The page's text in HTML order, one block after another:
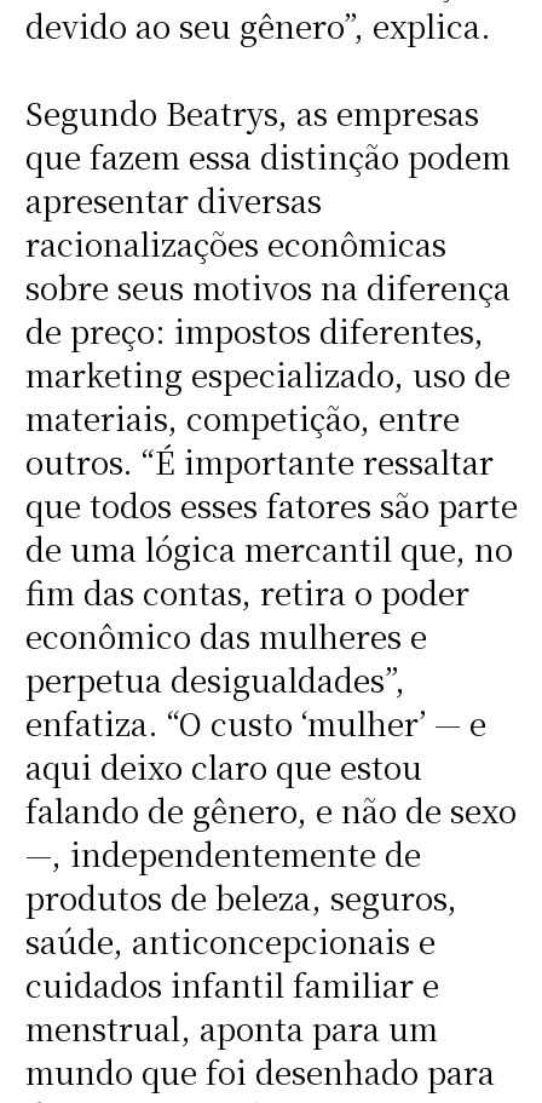
devido ao seu gênero”, explica.
Segundo Beatrys, as empresas
que fazem essa distinção podem
apresentar diversas
racionalizações econômicas
sobre seus motivos na diferença
de preço: impostos diferentes,
marketing especializado, uso de
materiais, competição, entre
outros. “É importante ressaltar
que todos esses fatores são parte
de uma lógica mercantil que, no
fim das contas, retira o poder
econômico das mulheres e
perpetua desigualdades”,
enfatiza. “O custo ‘mulher’ — e
aqui deixo claro que estou
falando de gênero, e não de sexo
—, independentemente de
produtos de beleza, seguros,
saúde, anticoncepcionais e
cuidados infantil familiar e
menstrual, aponta para um
mundo que foi desenhado para